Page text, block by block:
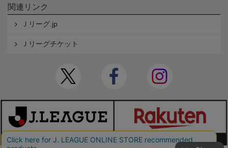
関連リンク
Ｊリーグ.jp
Ｊリーグチケット